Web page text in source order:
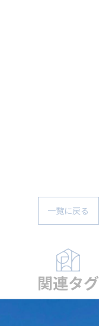
一覧に戻る
関連タグ